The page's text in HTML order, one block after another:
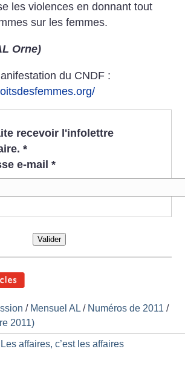
les violences en donnant tout
sur les femmes.
Orne)
du CNDF :
recevoir l'infolettre
*
e-mail *
Valider
/ Mensuel AL / Numéros de 2011 /
2011)
affaires, c’est les affaires